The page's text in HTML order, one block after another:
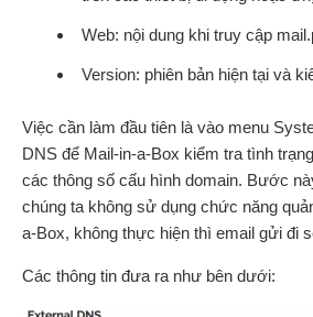
Web: nội dung khi truy cập
Version: phiên bản hiện tại và
Việc cần làm đầu tiên là vào menu
DNS để Mail-in-a-Box kiểm tra tình
các thông số cấu hình domain. Bước
chúng ta không sử dụng chức năng
a-Box, không thực hiện thì email gửi đi
Các thông tin đưa ra như bên dưới: